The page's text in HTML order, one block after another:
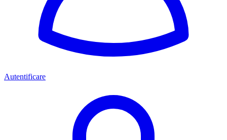
Autentificare